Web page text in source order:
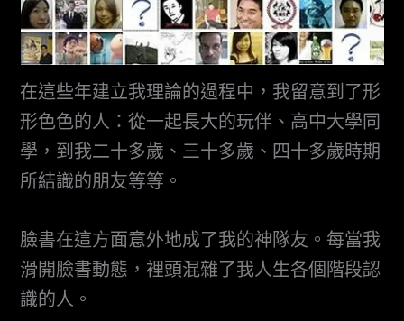
在這些年建立我理論的過程中，我留意到了形
形色色的人：從一起長大的玩伴、高中大學同
學，到我二十多歲、三十多歲、四十多歲時期
所結識的朋友等等。
臉書在這方面意外地成了我的神隊友。每當我
滑開臉書動態，裡頭混雜了我人生各個階段認
識的人。